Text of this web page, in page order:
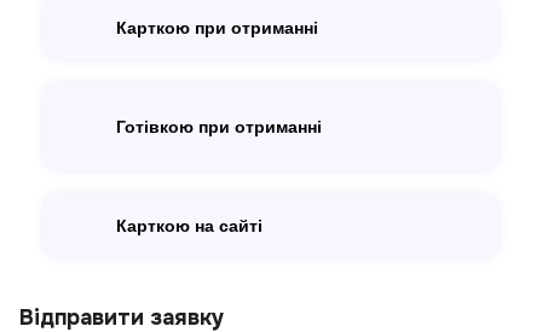
Карткою при отриманні
Готівкою при отриманні
Карткою на сайті
Відправити заявку